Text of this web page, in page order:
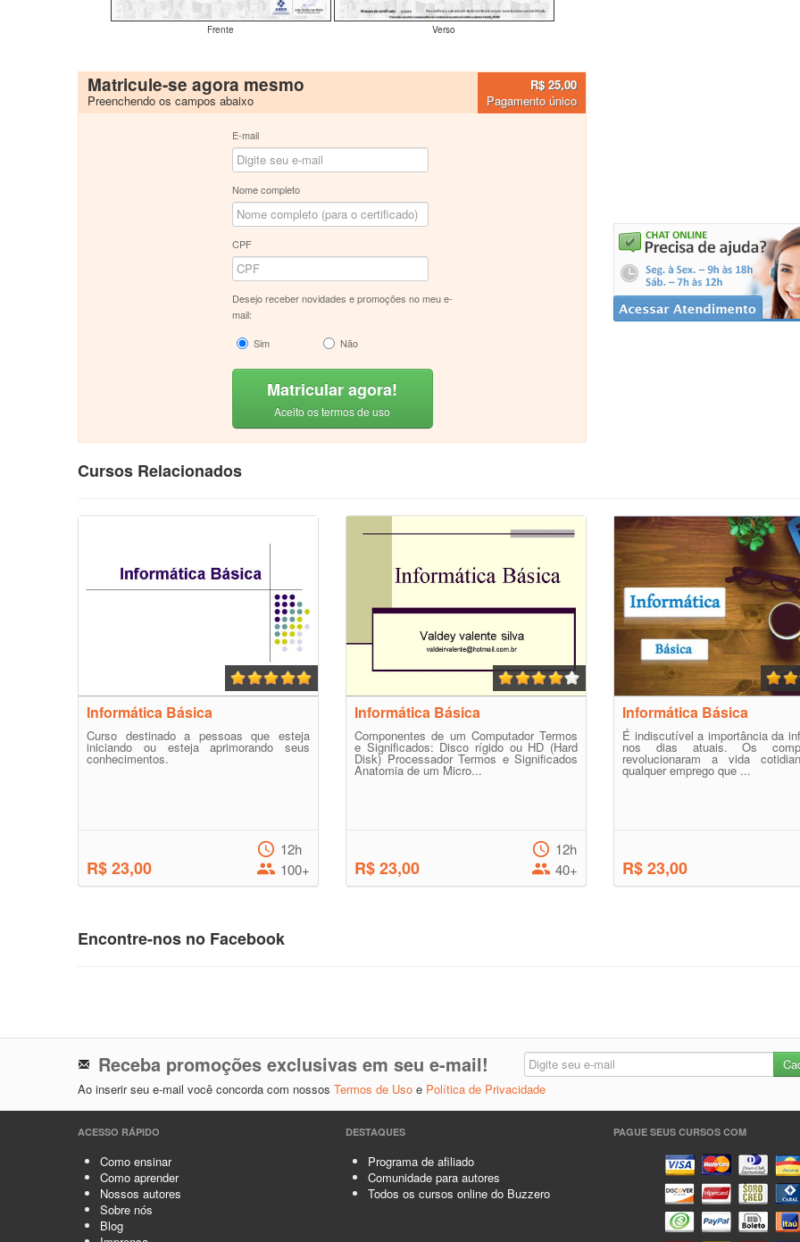
Frente Verso
Matricule-se agora mesmo
Preenchendo os campos abaixo
R$ 25,00
Pagamento único
E-mail
Nome completo
CPF
Desejo receber novidades e promoções no meu e-
mail:
Sim
Não
Matricular agora!
Aceito os termos de uso
Cursos Relacionados
Informática Básica
Curso destinado a pessoas que esteja
iniciando ou esteja aprimorando seus
conhecimentos.
R$ 23,00
12h
100+
Informática Básica
Componentes de um Computador Termos
e Significados: Disco rígido ou HD (Hard
Disk) Processador Termos e Significados
Anatomia de um Micro...
R$ 23,00
12h
40+
Informática Básica
É indiscutível a importância da
nos dias atuais. Os
revolucionaram a vida
qualquer emprego que ...
R$ 23,00
Encontre-nos no Facebook
Receba promoções exclusivas em seu e-mail!
Ao inserir seu e-mail você concorda com nossos Termos de Uso e Política de Privacidade
ACESSO RÁPIDO
Como ensinar
Como aprender
Nossos autores
Sobre nós
Blog
DESTAQUES
Programa de afiliado
Comunidade para autores
Todos os cursos online do Buzzero
PAGUE SEUS CURSOS COM